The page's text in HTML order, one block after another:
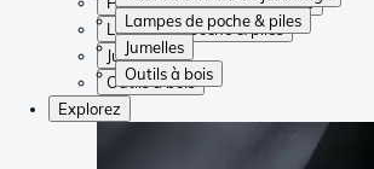
Lampes de poche & piles
Jumelles
Outils à bois
Lampes de poche & piles
Jumelles
Outils à bois
Explorez